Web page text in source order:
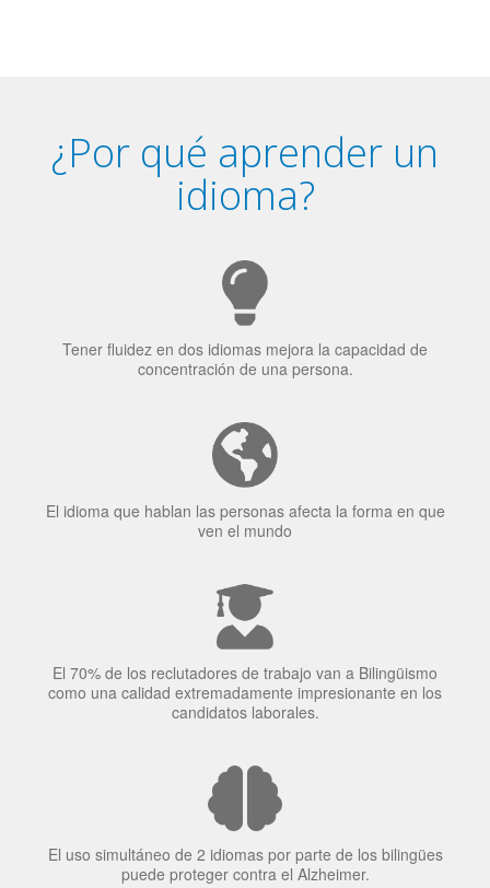
¿Por qué aprender un
idioma?
Tener fluidez en dos idiomas mejora la capacidad de
concentración de una persona.
El idioma que hablan las personas afecta la forma en que
ven el mundo
El 70% de los reclutadores de trabajo van a Bilingüismo
como una calidad extremadamente impresionante en los
candidatos laborales.
El uso simultáneo de 2 idiomas por parte de los bilingües
puede proteger contra el Alzheimer.